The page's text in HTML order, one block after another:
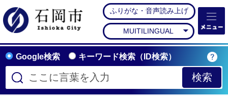
石岡市公式ホームペー
ふりがな・音声読み上げ
MUITILINGUAL
Google検索 キーワード検索（ID検索）